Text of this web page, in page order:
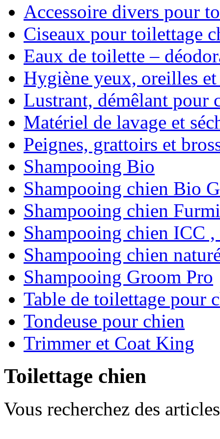
Accessoire divers pour
Ciseaux pour toilettage
Eaux de toilette –
Hygiène yeux, oreilles
Lustrant, démêlant pour
Matériel de lavage et
Peignes, grattoirs et
Shampooing Bio
Shampooing chien Bio
Shampooing chien
Shampooing chien ICC ,
Shampooing chien
Shampooing Groom Pro
Table de toilettage pour
Tondeuse pour chien
Trimmer et Coat King
Toilettage chien
Vous recherchez des